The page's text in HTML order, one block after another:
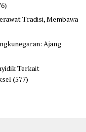
Tradisi, Membawa
Ajang
Terkait
(577)